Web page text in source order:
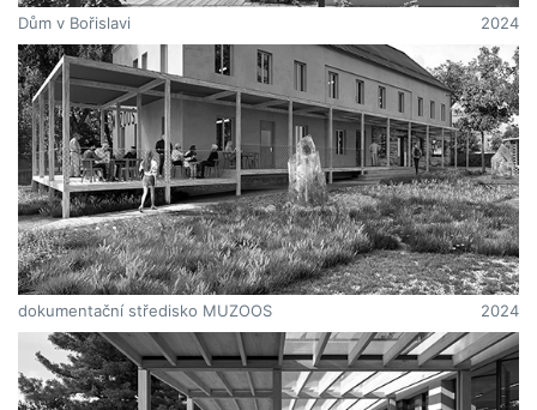
Dům v Bořislavi 2024
dokumentační středisko MUZOOS 2024